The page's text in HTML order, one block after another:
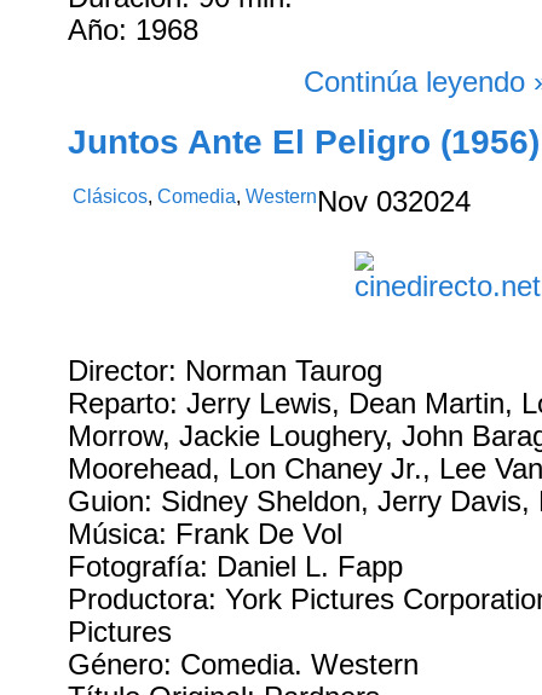
Año: 1968
Continúa leyendo
Juntos Ante El Peligro (1956)
Clásicos,Comedia,Western Nov 032024
Director: Norman Taurog
Reparto: Jerry Lewis, Dean Martin,
Morrow, Jackie Loughery, John
Moorehead, Lon Chaney Jr., Lee
Guion: Sidney Sheldon, Jerry Davis,
Música: Frank De Vol
Fotografía: Daniel L. Fapp
Productora: York Pictures
Pictures
Género: Comedia. Western